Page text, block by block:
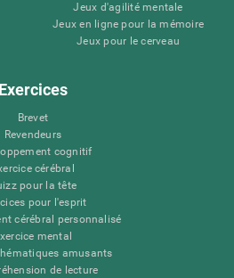
Jeux d'agilité mentale
Jeux en ligne pour la mémoire
Jeux pour le cerveau
Exercices
Brevet
Revendeurs
cognitif
cérébral
pour la tête
pour l'esprit
cérébral personnalisé
mental
amusants
de lecture